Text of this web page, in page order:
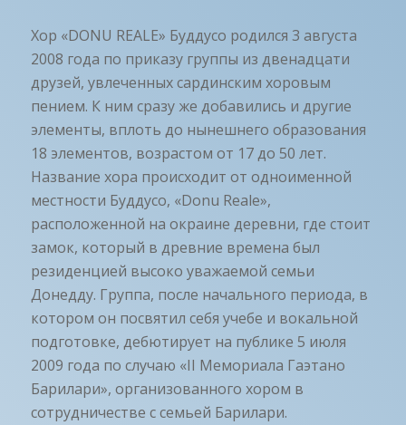
Хор «DONU REALE» Буддусо родился 3 августа
2008 года по приказу группы из двенадцати
друзей, увлеченных сардинским хоровым
пением. К ним сразу же добавились и другие
элементы, вплоть до нынешнего образования
18 элементов, возрастом от 17 до 50 лет.
Название хора происходит от одноименной
местности Буддусо, «Donu Reale»,
расположенной на окраине деревни, где стоит
замок, который в древние времена был
резиденцией высоко уважаемой семьи
Донедду. Группа, после начального периода, в
котором он посвятил себя учебе и вокальной
подготовке, дебютирует на публике 5 июля
2009 года по случаю «II Мемориала Гаэтано
Барилари», организованного хором в
сотрудничестве с семьей Барилари.